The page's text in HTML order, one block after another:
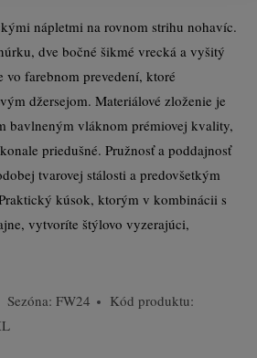
nápletmi na rovnom strihu nohavíc.
dve bočné šikmé vrecká a vyšitý
vo farebnom prevedení, ktoré
džersejom. Materiálové zloženie je
bavlneným vláknom prémiovej kvality,
priedušné. Pružnosť a poddajnosť
tvarovej stálosti a predovšetkým
kúsok, ktorým v kombinácii s
vytvoríte štýlovo vyzerajúci,
Sezóna: FW24
Kód produktu: